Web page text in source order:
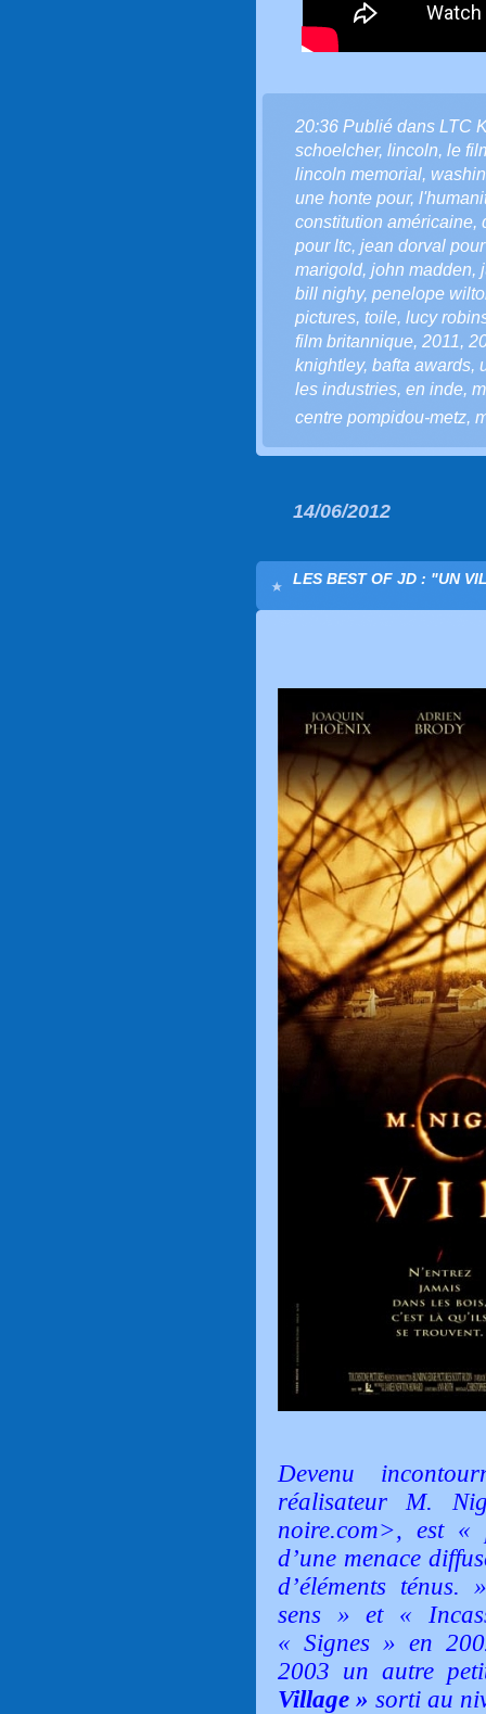
20:36 Publié dans LTC
schoelcher, lincoln, le
lincoln memorial,
une honte pour,
constitution américaine,
pour ltc, jean dorval
marigold, john madden,
bill nighy, penelope
pictures, toile, lucy
film britannique, 2011,
knightley, bafta awards,
les industries, en inde,
centre pompidou-metz,
14/06/2012
LES BEST OF JD : "UN
Devenu
réalisateur M.
noire.com>, est «
d’une menace
d’éléments
sens » et «
« Signes » en
2003 un autre
Village » sorti au